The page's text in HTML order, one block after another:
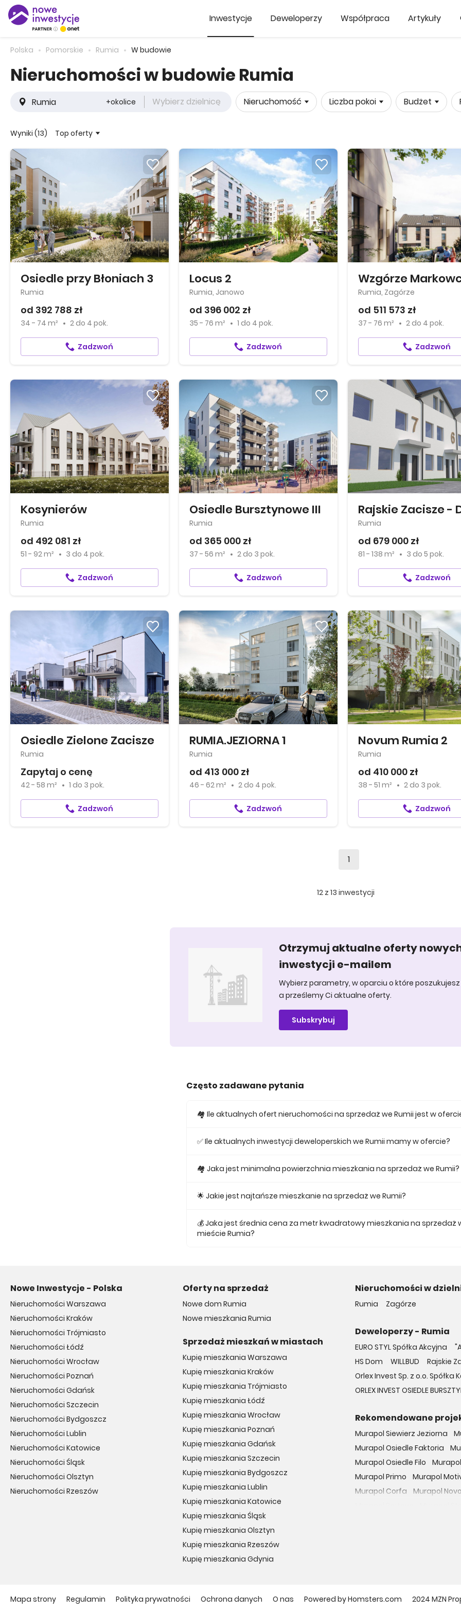
Inwestycje Deweloperzy Współpraca Artykuły
Polska Pomorskie Rumia W budowie
Nieruchomości w budowie Rumia
+okolice Wybierz dzielnicę Nieruchomość Liczba pokoi Budżet
Wyniki (13) Top oferty
Osiedle przy Błoniach 3
Rumia
od 392 788 zł
34 - 74 m² 2 do 4 pok.
Zadzwoń
Locus 2
Rumia, Janowo
od 396 002 zł
35 - 76 m² 1 do 4 pok.
Zadzwoń
Wzgórze
Rumia, Zagórze
od 511 573 zł
37 - 76 m² 2do 4 pok.
Zadzwoń
Kosynierów
Rumia
od 492 081 zł
51 - 92 m² 3 do 4 pok.
Zadzwoń
Osiedle Bursztynowe III
Rumia
od 365 000 zł
37 - 56 m² 2do 3 pok.
Zadzwoń
Rumia
od 679 000 zł
81 - 138 m² 3 do 5 pok.
Zadzwoń
Osiedle Zielone Zacisze
Rumia
Zapytaj o cenę
42 - 58 m² 1 do 3 pok.
Zadzwoń
RUMIA.JEZIORNA 1
Rumia
od 413 000 zł
46 - 62 m² 2do 4 pok.
Zadzwoń
Novum Rumia 2
Rumia
od 410 000 zł
38 - 51 m² 2do 3 pok.
Zadzwoń
1
12 z 13 inwestycji
Otrzymuj aktualne oferty
inwestycji e-mailem
Wybierz parametry, w oparciu o które
a prześlemy Ci aktualne oferty.
Subskrybuj
Często zadawane pytania
🏘️ Ile aktualnych ofert nieruchomości na sprzedaż we Rumii jest w
✅ Ile aktualnych inwestycji deweloperskich we Rumii mamy w ofercie?
🏘 Jaka jest minimalna powierzchnia mieszkania na sprzedaż we Rumii?
🌟 Jakie jest najtańsze mieszkanie na sprzedaż we Rumii?
💰 Jaka jest średnia cena za metr kwadratowy mieszkania na sprzedaż
mieście Rumia?
Nowe Inwestycje - Polska
Nieruchomości Warszawa
Nieruchomości Kraków
Nieruchomości Trójmiasto
Nieruchomości Łódź
Nieruchomości Wrocław
Nieruchomości Poznań
Nieruchomości Gdańsk
Nieruchomości Szczecin
Nieruchomości Bydgoszcz
Nieruchomości Lublin
Nieruchomości Katowice
Nieruchomości Śląsk
Nieruchomości Olsztyn
Nieruchomości Rzeszów
Oferty na sprzedaż
Nowe dom Rumia
Nowe mieszkania Rumia
Sprzedaż mieszkań w miastach
Kupię mieszkania Warszawa
Kupię mieszkania Kraków
Kupię mieszkania Trójmiasto
Kupię mieszkania Łódź
Kupię mieszkania Wrocław
Kupię mieszkania Poznań
Kupię mieszkania Gdańsk
Kupię mieszkania Szczecin
Kupię mieszkania Bydgoszcz
Kupię mieszkania Lublin
Kupię mieszkania Katowice
Kupię mieszkania Śląsk
Kupię mieszkania Olsztyn
Kupię mieszkania Rzeszów
Kupię mieszkania Gdynia
Nieruchomości w
Rumia Zagórze
Deweloperzy - Rumia
EURO STYL Spółka Akcyjna
HS Dom
WILLBUD Rajskie
Orlex Invest Sp. z o.o.
ORLEX INVEST OSIEDLE
Rekomendowane
Murapol Siewierz Jeziorna
Murapol Osiedle Faktoria
Murapol Osiedle Filo
Murapol Primo
Murapol
Murapol Corfa
Murapol Novo
Mapa strony Regulamin Polityka prywatności Ochrona danych O nas Powered by Homsters.com 2024 MZN